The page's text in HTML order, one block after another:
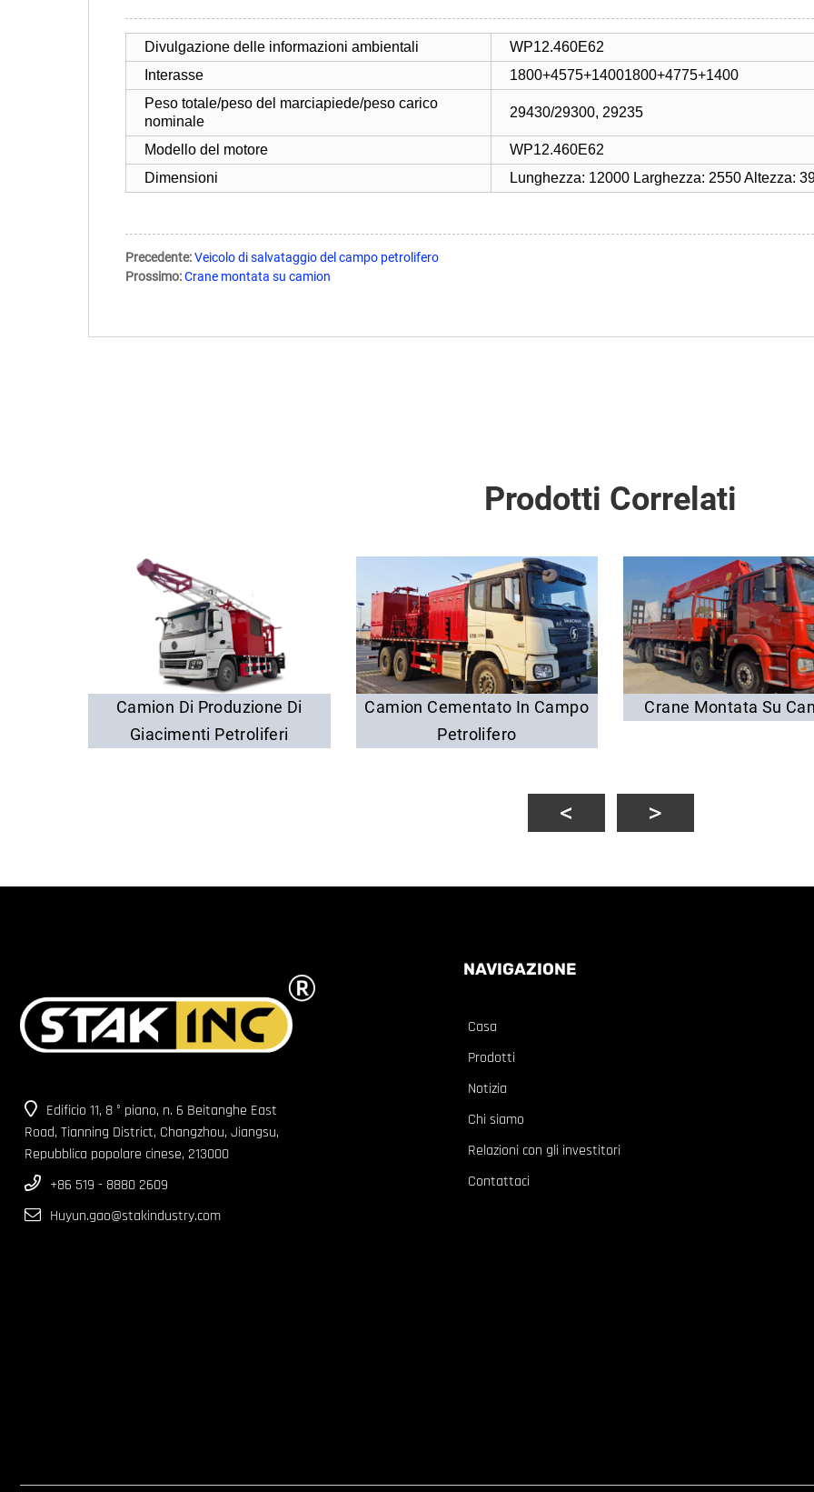
Divulgazione delle informazioni ambientali
WP12.460E62
Interasse
1800+4575+14001800+4775+1400
Peso totale/peso del marciapiede/peso carico
nominale
29430/29300, 29235
Modello del motore
WP12.460E62
Dimensioni
Lunghezza: 12000 Larghezza: 2550 Altezza:
Precedente:Veicolo di salvataggio del campo petrolifero
Prossimo:Crane montata su camion
Prodotti Correlati
Camion Di Produzione Di
Giacimenti Petroliferi
Camion Cementato In Campo
Petrolifero
Crane Montata Su
Edificio 11, 8 ° piano, n. 6 Beitanghe East
Road, Tianning District, Changzhou, Jiangsu,
Repubblica popolare cinese, 213000
+86 519 - 8880 2609
Huyun.gao@stakindustry.com
NAVIGAZIONE
Casa
Prodotti
Notizia
Chi siamo
Relazioni con gli investitori
Contattaci